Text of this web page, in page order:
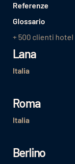
Referenze
Glossario
+ 500 clienti hotel
Lana
Italia
Roma
Italia
Berlino